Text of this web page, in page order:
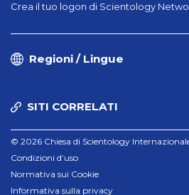
Crea il tuo logon di Scientology
Regioni / Lingue
SITI CORRELATI
© 2026 Chiesa di Scientology
Condizioni d’uso
Normativa sui Cookie
Informativa sulla privacy